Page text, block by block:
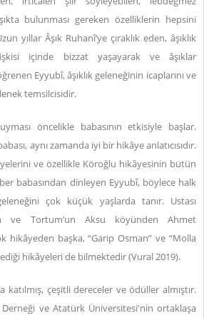
bulunması gereken özelliklerin hepsini
yıllar Âşık Ruhanî’ye çıraklık eden, âşıklık
içinde bizzat yaşayarak ve âşıklar
Eyyubî, âşıklık geleneğinin icaplarını ve
temsilcisidir.
öncelikle babasının etkisiyle başlar.
aynı zamanda iyi bir hikâye anlatıcısıdır.
ve özellikle Köroğlu hikâyesinin bütün
babasından dinleyen Eyyubî, böylece halk
çok küçük yaşlarda tanır. Ustası
ve Tortum’un Aksu köyünden Ahmet
hikâyeden başka, “Garip Osman” ve “Molla
hikâyeleri de bilmektedir (Vural 2019).
katılmış, çeşitli dereceler ve ödüller almıştır.
Derneği ve Atatürk Üniversitesi'nin ortaklaşa